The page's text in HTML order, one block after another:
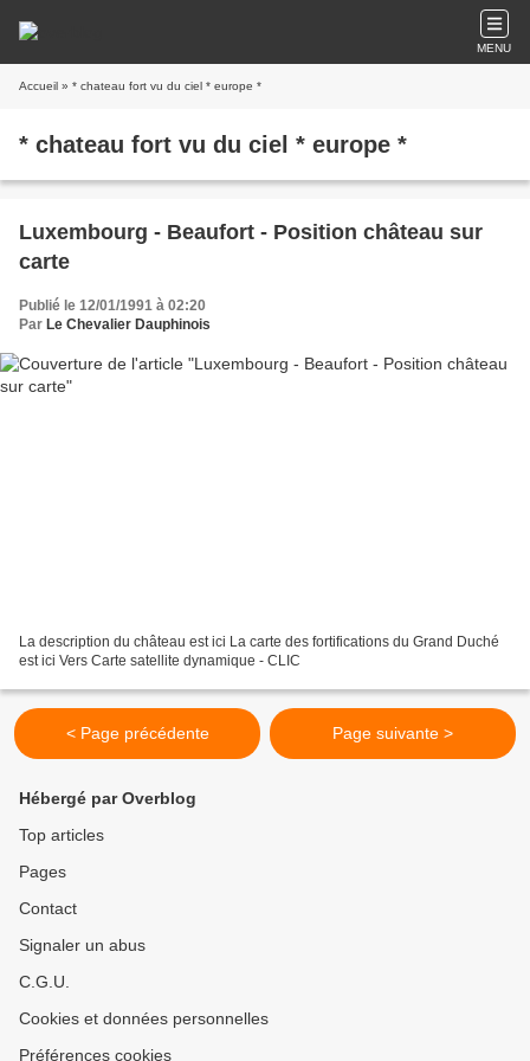
MENU
Accueil » * chateau fort vu du ciel * europe *
* chateau fort vu du ciel * europe *
Luxembourg - Beaufort - Position château sur
carte
Publié le 12/01/1991 à 02:20
Par Le Chevalier Dauphinois
La description du château est ici La carte des fortifications du Grand Duché
est ici Vers Carte satellite dynamique - CLIC
< Page précédente Page suivante >
Hébergé par Overblog
Top articles
Pages
Contact
Signaler un abus
C.G.U.
Cookies et données personnelles
Préférences cookies